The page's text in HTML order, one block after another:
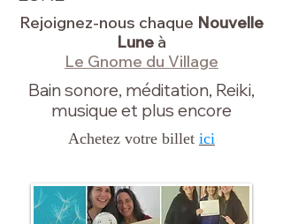
Rejoignez-nous chaque Nouvelle
Lune à
Le Gnome du Village
Bain sonore, méditation, Reiki,
musique et plus encore
Achetez votre billet ici